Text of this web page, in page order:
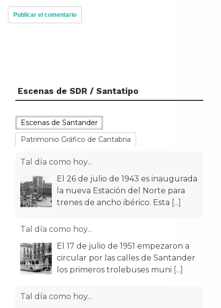
Escenas de SDR / Santatipo
Escenas de Santander
Patrimonio Gráfico de Cantabria
Tal día como hoy...
El 26 de julio de 1943 es inaugurada
la nueva Estación del Norte para
trenes de ancho ibérico. Esta [...]
Tal día como hoy...
El 17 de julio de 1951 empezaron a
circular por las calles de Santander
los primeros trolebuses muni [...]
Tal día como hoy...